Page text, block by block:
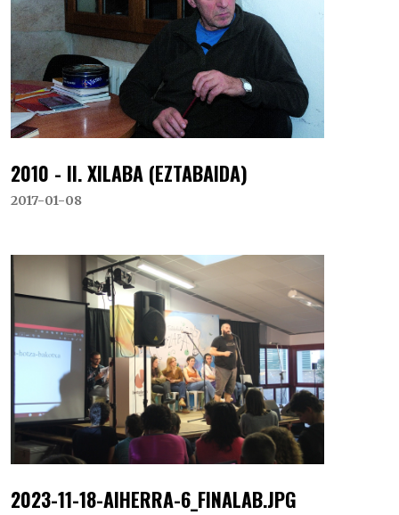
2010 - II. XILABA (EZTABAIDA)
2017-01-08
2023-11-18-AIHERRA-6_FINALAB.JPG